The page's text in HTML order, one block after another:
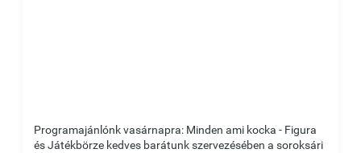
Programajánlónk vasárnapra: Minden ami kocka - Figura
és Játékbörze kedves barátunk szervezésében a soroksári